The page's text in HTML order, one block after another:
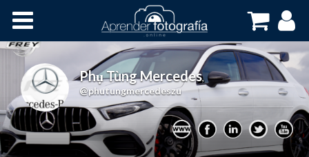
Cursos OnLine
Phụ Tùng Mercedes,
@phutungmercedeszu